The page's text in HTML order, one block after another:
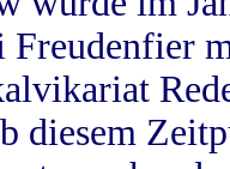
Freudenfier
diesem